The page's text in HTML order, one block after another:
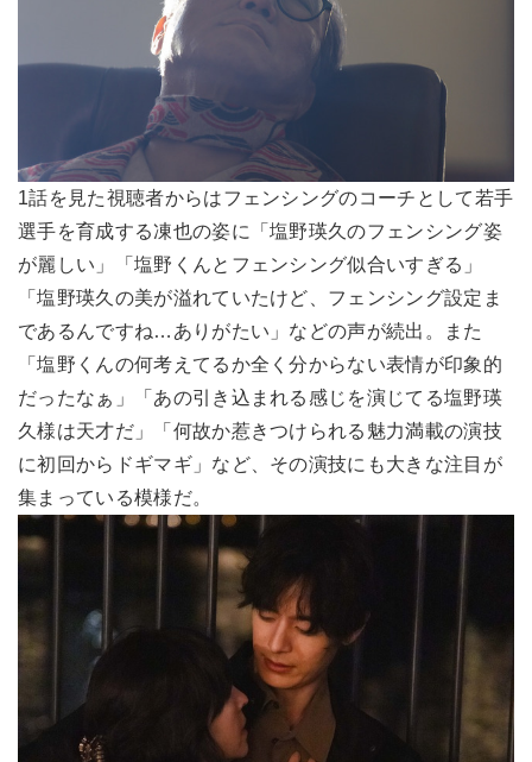
1話を見た視聴者からはフェンシングのコーチとして若手
選手を育成する凍也の姿に「塩野瑛久のフェンシング姿
が麗しい」「塩野くんとフェンシング似合いすぎる」
「塩野瑛久の美が溢れていたけど、フェンシング設定ま
であるんですね…ありがたい」などの声が続出。また
「塩野くんの何考えてるか全く分からない表情が印象的
だったなぁ」「あの引き込まれる感じを演じてる塩野瑛
久様は天才だ」「何故か惹きつけられる魅力満載の演技
に初回からドギマギ」など、その演技にも大きな注目が
集まっている模様だ。